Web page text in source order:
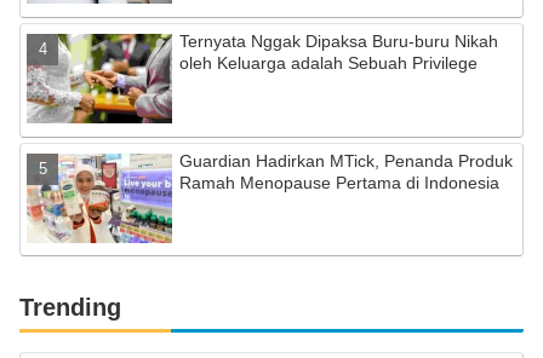
Ternyata Nggak Dipaksa Buru-buru Nikah
oleh Keluarga adalah Sebuah Privilege
Guardian Hadirkan MTick, Penanda Produk
Ramah Menopause Pertama di Indonesia
Trending